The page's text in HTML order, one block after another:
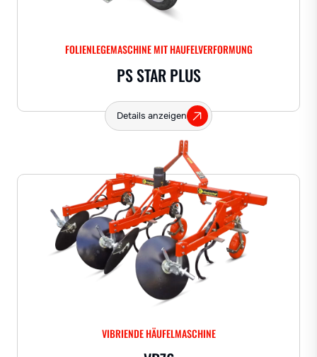
FOLIENLEGEMASCHINE MIT HAUFELVERFORMUNG
PS STAR PLUS
Details anzeigen
VIBRIENDE HÄUFELMASCHINE